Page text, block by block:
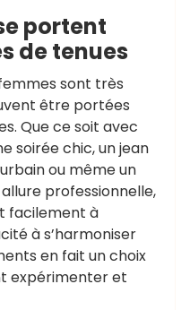
portent
de tenues
sont très
être portées
Que ce soit avec
soirée chic, un jean
ou même un
professionnelle,
facilement à
à s’harmoniser
en fait un choix
expérimenter et